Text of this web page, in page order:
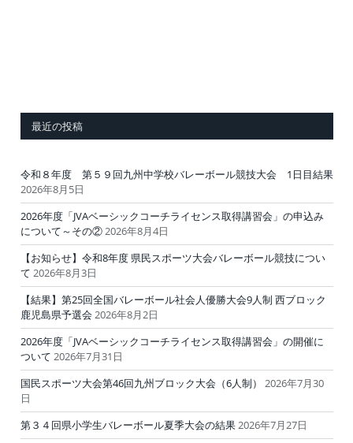
最近の投稿
令和８年度 第５９回九州中学校バレーボール競技大会 1日目結果
2026年8月5日
2026年度「JVAベーシックコーチライセンス取得講習会」の申込み
について～その②2026年8月4日
【お知らせ】令和8年度 県民スポーツ大会バレーボール競技につい
て 2026年8月3日
【結果】第25回全国バレーボール社会人優勝大会9人制 西ブロック
鹿児島県予選会 2026年8月2日
2026年度「JVAベーシックコーチライセンス取得講習会」の開催に
ついて 2026年7月31日
国民スポーツ大会第46回九州ブロック大会（6人制）
2026年7月30
日
第３４回県小学生バレーボール夏季大会の結果2026年7月27日